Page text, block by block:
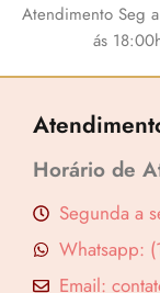
6x deR$
Atendimento Seg
ás
Horário de
Segunda a
Whatsapp:
Email: